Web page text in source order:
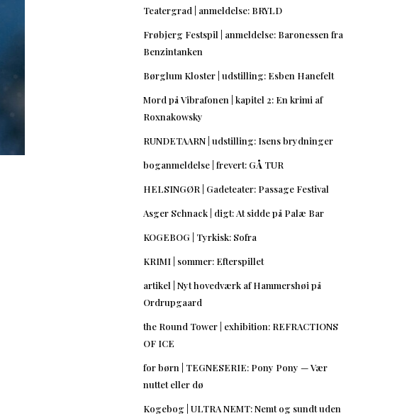
Teatergrad | anmeldelse: BRYLD
Frøbjerg Festspil | anmeldelse: Baronessen fra
Benzintanken
Børglum Kloster | udstilling: Esben Hanefelt
Mord på Vibrafonen | kapitel 2: En krimi af
Roxnakowsky
RUNDETAARN | udstilling: Isens brydninger
boganmeldelse | frevert: GÅ TUR
HELSINGØR | Gadeteater: Passage Festival
Asger Schnack | digt: At sidde på Palæ Bar
KOGEBOG | Tyrkisk: Sofra
KRIMI | sommer: Efterspillet
artikel | Nyt hovedværk af Hammershøi på
Ordrupgaard
the Round Tower | exhibition: REFRACTIONS
OF ICE
for børn | TEGNESERIE: Pony Pony — Vær
nuttet eller dø
Kogebog | ULTRA NEMT: Nemt og sundt uden